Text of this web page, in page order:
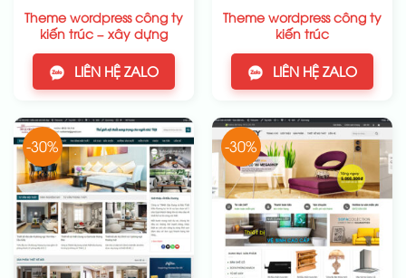
Theme wordpress công ty
kiến trúc – xây dựng
LIÊN HỆ ZALO
Theme wordpress công ty
kiến trúc
LIÊN HỆ ZALO
-30% -30%